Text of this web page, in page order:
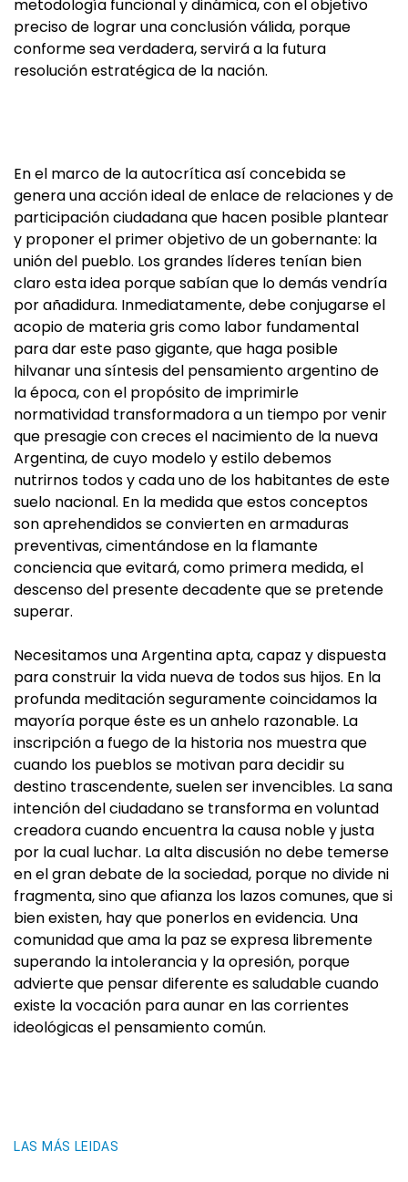
metodología funcional y dinámica, con el objetivo
preciso de lograr una conclusión válida, porque
conforme sea verdadera, servirá a la futura
resolución estratégica de la nación.
En el marco de la autocrítica así concebida se
genera una acción ideal de enlace de relaciones y de
participación ciudadana que hacen posible plantear
y proponer el primer objetivo de un gobernante: la
unión del pueblo. Los grandes líderes tenían bien
claro esta idea porque sabían que lo demás vendría
por añadidura. Inmediatamente, debe conjugarse el
acopio de materia gris como labor fundamental
para dar este paso gigante, que haga posible
hilvanar una síntesis del pensamiento argentino de
la época, con el propósito de imprimirle
normatividad transformadora a un tiempo por venir
que presagie con creces el nacimiento de la nueva
Argentina, de cuyo modelo y estilo debemos
nutrirnos todos y cada uno de los habitantes de este
suelo nacional. En la medida que estos conceptos
son aprehendidos se convierten en armaduras
preventivas, cimentándose en la flamante
conciencia que evitará, como primera medida, el
descenso del presente decadente que se pretende
superar.
Necesitamos una Argentina apta, capaz y dispuesta
para construir la vida nueva de todos sus hijos. En la
profunda meditación seguramente coincidamos la
mayoría porque éste es un anhelo razonable. La
inscripción a fuego de la historia nos muestra que
cuando los pueblos se motivan para decidir su
destino trascendente, suelen ser invencibles. La sana
intención del ciudadano se transforma en voluntad
creadora cuando encuentra la causa noble y justa
por la cual luchar. La alta discusión no debe temerse
en el gran debate de la sociedad, porque no divide ni
fragmenta, sino que afianza los lazos comunes, que si
bien existen, hay que ponerlos en evidencia. Una
comunidad que ama la paz se expresa libremente
superando la intolerancia y la opresión, porque
advierte que pensar diferente es saludable cuando
existe la vocación para aunar en las corrientes
ideológicas el pensamiento común.
LAS MÁS LEIDAS